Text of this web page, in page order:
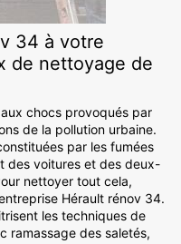
34 à votre
de nettoyage de
chocs provoqués par
de la pollution urbaine.
par les fumées
des voitures et des deux-
nettoyer tout cela,
Hérault rénov 34.
les techniques de
ramassage des saletés,